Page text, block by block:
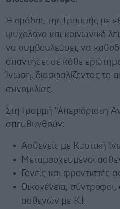
Η ομάδας της Γραμμής με
ψυχολόγο και κοινωνικό
να συμβουλεύσει, να
απαντήσει σε κάθε
Ίνωση, διασφαλίζοντας το
συνομιλίας.
Στη Γραμμή “Απεριόριστη
απευθυνθούν:
Ασθενείς με Κυστική
Μεταμοσχευμένοι
Γονείς και φροντιστές
Οικογένεια, σύντροφοι,
ασθενών με Κ.Ι.